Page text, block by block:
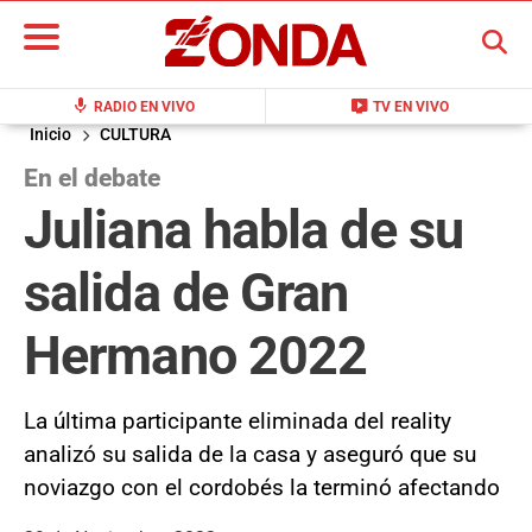
mic RADIO EN VIVO live_tv TV EN VIVO
BUSCAR
Inicio CULTURA
En el debate
Juliana habla de su
salida de Gran
Hermano 2022
La última participante eliminada del reality
analizó su salida de la casa y aseguró que su
noviazgo con el cordobés la terminó afectando